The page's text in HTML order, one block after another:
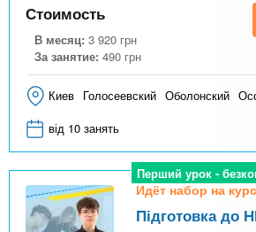
Стоимость
В месяц: 3 920 грн
За занятие: 490 грн
Киев Голосеевский Оболонский
від 10 занять
Перший урок -
Идёт набор на
Підготовка до